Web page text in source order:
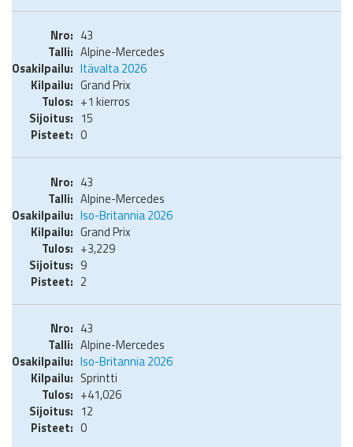
43
Alpine-Mercedes
Itävalta 2026
Grand Prix
+1 kierros
15
0
43
Alpine-Mercedes
Iso-Britannia 2026
Grand Prix
+3,229
9
2
43
Alpine-Mercedes
Iso-Britannia 2026
Sprintti
+41,026
12
0